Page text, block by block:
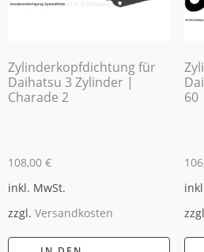
Zylinderkopfdichtung für
Daihatsu 3 Zylinder |
Charade 2
108,00 €
inkl. MwSt.
zzgl. Versandkosten
60